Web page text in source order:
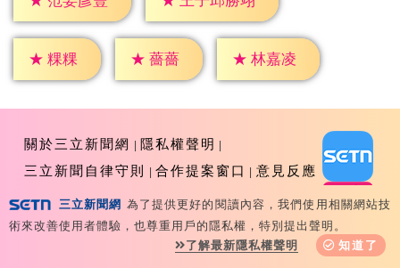
★ 粿粿 ★ 薔薔 ★ 林嘉凌
關於三立新聞網
隱私權聲明
三立新聞自律守則
合作提案窗口 意見反應
三立新聞網 為了提供更好的閱讀內容，我們使用相關網站技
術來改善使用者體驗，也尊重用戶的隱私權，特別提出聲明。
了解最新隱私權聲明
知道了